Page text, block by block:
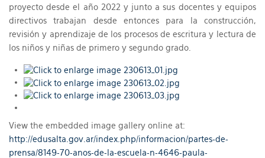
proyecto desde el año 2022 y junto a sus docentes y equipos
directivos trabajan desde entonces para la construcción,
revisión y aprendizaje de los procesos de escritura y lectura de
los niños y niñas de primero y segundo grado.
View the embedded image gallery online at:
http://edusalta.gov.ar/index.php/informacion/partes-de-
prensa/8149-70-anos-de-la-escuela-n-4646-paula-